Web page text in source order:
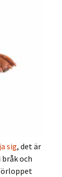
sig, det är
och